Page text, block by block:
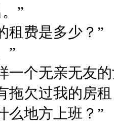
”
费是多少？”
”
个无亲无友的
欠过我的房租
地方上班？”